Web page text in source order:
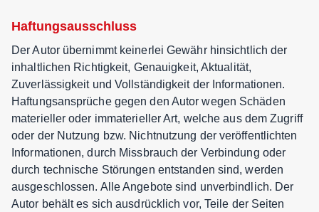
Haftungsausschluss
Der Autor übernimmt keinerlei Gewähr hinsichtlich der
inhaltlichen Richtigkeit, Genauigkeit, Aktualität,
Zuverlässigkeit und Vollständigkeit der Informationen.
Haftungsansprüche gegen den Autor wegen Schäden
materieller oder immaterieller Art, welche aus dem Zugriff
oder der Nutzung bzw. Nichtnutzung der veröffentlichten
Informationen, durch Missbrauch der Verbindung oder
durch technische Störungen entstanden sind, werden
ausgeschlossen. Alle Angebote sind unverbindlich. Der
Autor behält es sich ausdrücklich vor, Teile der Seiten